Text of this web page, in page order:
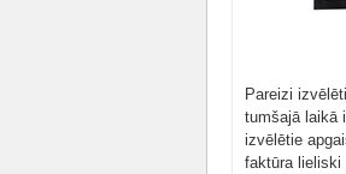
Pareizi
tumšajā laikā
izvēlētie
faktūra lieliski